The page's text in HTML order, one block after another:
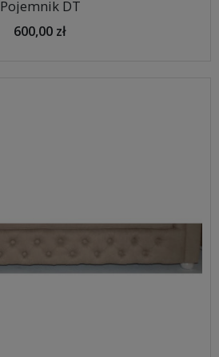
Pojemnik DT
600,00 zł